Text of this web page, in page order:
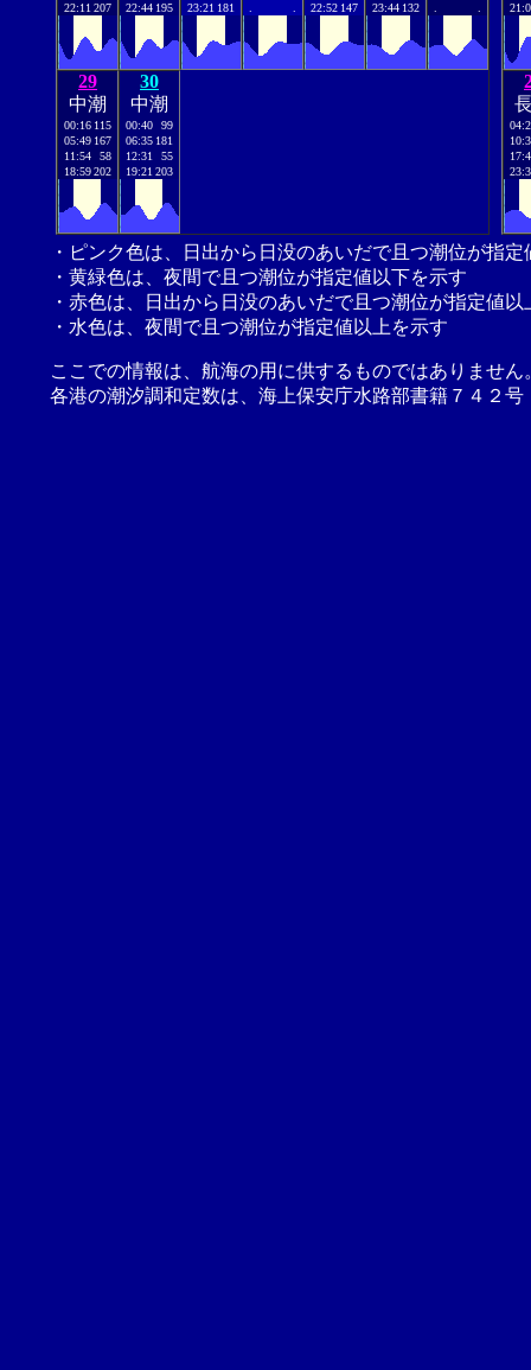
22:11 207
22:44 195
23:21 181
22:52 147
23:44 132
29
中潮
00:16 115
05:49 167
11:54
58
18:59202
30
中潮
00:40
99
06:35 181
12:31
55
19:21 203
・ピンク色は、日出から日没のあいだで且つ潮位が指
・黄緑色は、夜間で且つ潮位が指定値以下を示す
・赤色は、日出から日没のあいだで且つ潮位が指定値以
・水色は、夜間で且つ潮位が指定値以上を示す
ここでの情報は、航海の用に供するものではありませ
各港の潮汐調和定数は、海上保安庁水路部書籍７４２